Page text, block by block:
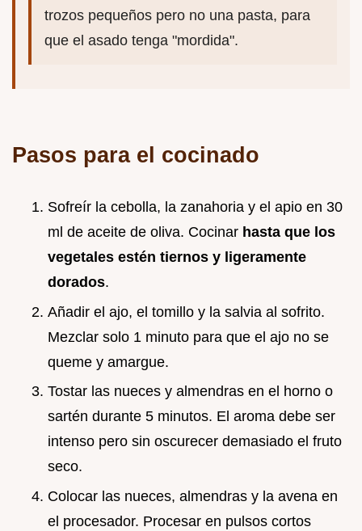
trozos pequeños pero no una pasta, para
que el asado tenga "mordida".
Pasos para el cocinado
Sofreír la cebolla, la zanahoria y el apio en 30
ml de aceite de oliva. Cocinar hasta que los
vegetales estén tiernos y ligeramente
dorados.
Añadir el ajo, el tomillo y la salvia al sofrito.
Mezclar solo 1 minuto para que el ajo no se
queme y amargue.
Tostar las nueces y almendras en el horno o
sartén durante 5 minutos. El aroma debe ser
intenso pero sin oscurecer demasiado el fruto
seco.
Colocar las nueces, almendras y la avena en
el procesador. Procesar en pulsos cortos